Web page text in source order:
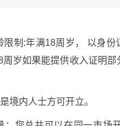
限制:年满18周岁， 以身份
周岁如果能提供收入证明部
境内人士方可开立。